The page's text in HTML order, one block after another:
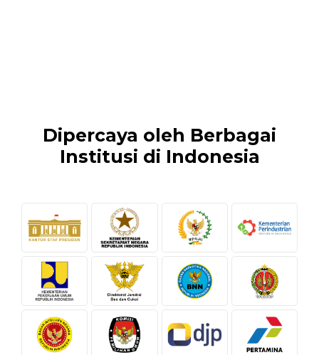
Dipercaya oleh Berbagai
Institusi di Indonesia